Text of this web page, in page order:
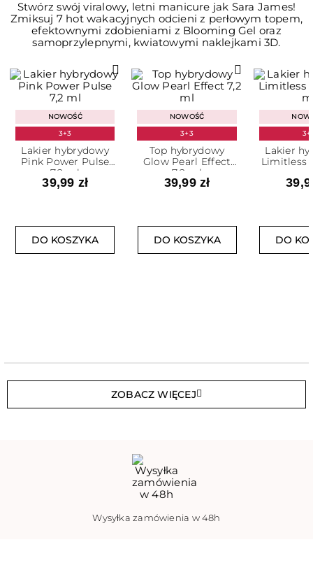
Stwórz swój viralowy, letni manicure jak Sara James!
Zmiksuj 7 hot wakacyjnych odcieni z perłowym topem,
efektownymi zdobieniami z Blooming Gel oraz
samoprzylepnymi, kwiatowymi naklejkami 3D.
NOWOŚĆ
3+3
Lakier hybrydowy
Pink Power Pulse
7,2 ml
39,99 zł
DO KOSZYKA
NOWOŚĆ
3+3
Top hybrydowy
Glow Pearl Effect
7,2 ml
39,99 zł
DO KOSZYKA
Lakier
Limitless
DO
ZOBACZ WIĘCEJ
Wysyłka zamówienia w 48h